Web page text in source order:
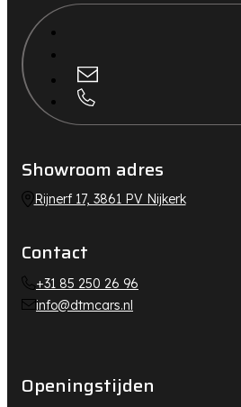
Showroom adres
Rijnerf 17, 3861 PV Nijkerk
Contact
+31 85 250 26 96
info@dtmcars.nl
Openingstijden